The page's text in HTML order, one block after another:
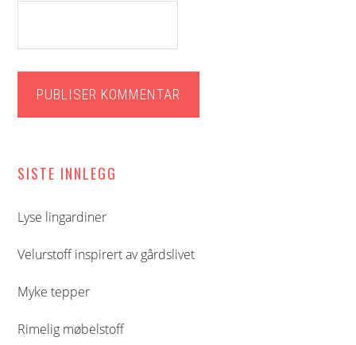
Hoved
sidebar
SISTE INNLEGG
Lyse lingardiner
Velurstoff inspirert av gårdslivet
Myke tepper
Rimelig møbelstoff